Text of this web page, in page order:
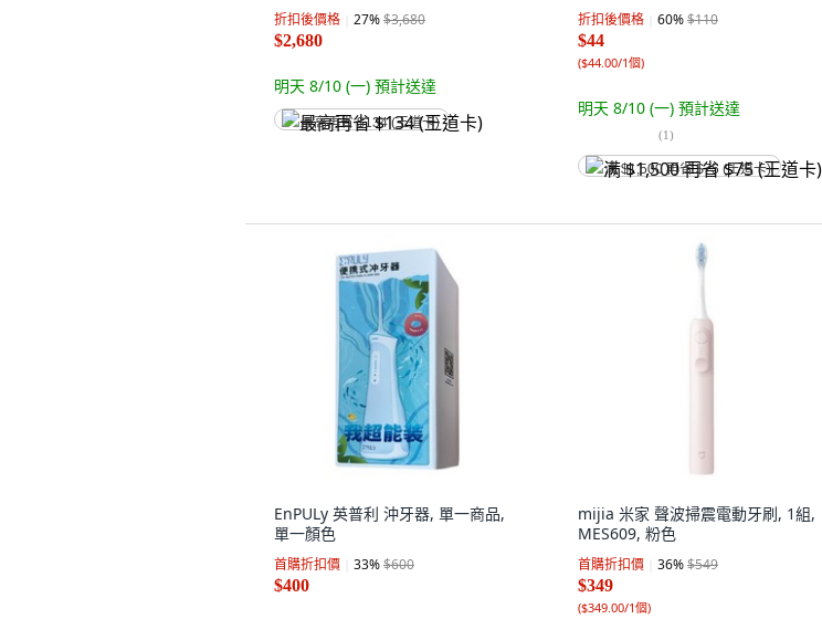
折扣後價格 27%$3,680
$2,680
明天 8/10 (一) 預計送達
最高再省 $134 (王道卡)
折扣後價格 60%$110
$44
($44.00/1個)
明天 8/10 (一) 預計送達
(1)
满 $1,500 再省 $75 (王道卡)
EnPULy 英普利 沖牙器, 單一商品,
單一顏色
首購折扣價 33%$600
$400
mijia 米家 聲波掃震電動牙刷, 1組,
MES609, 粉色
首購折扣價 36%$549
$349
($349.00/1個)